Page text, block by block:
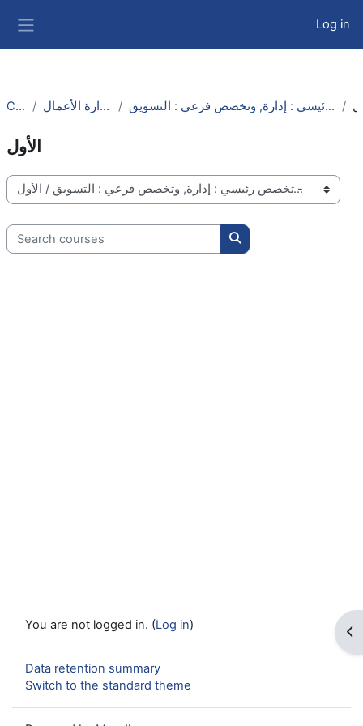
Skip to main content Log in
Courses كلية الدراسات التجارية وإدارة الأعمال إدارة الأعمال بالبرنامج المشترك مع جامعة قناة السويس - تخصص رئيسي : إدارة, وتخصص فرعي : التسويق
الأول
Course categories
Search courses
Search courses
You are not logged in. (Log in)
Data retention summary
Switch to the standard theme